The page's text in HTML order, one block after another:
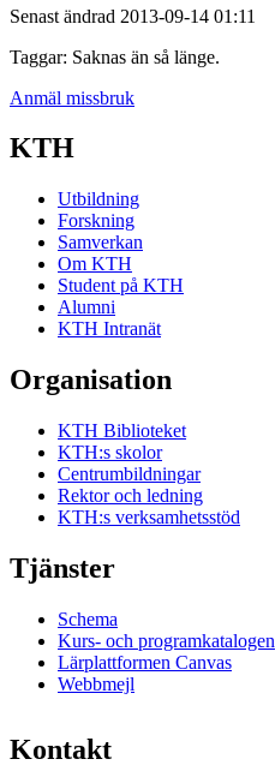
Senast ändrad 2013-09-14 01:11
Taggar: Saknas än så länge.
Anmäl missbruk
KTH
Utbildning
Forskning
Samverkan
Om KTH
Student på KTH
Alumni
KTH Intranät
Organisation
KTH Biblioteket
KTH:s skolor
Centrumbildningar
Rektor och ledning
KTH:s verksamhetsstöd
Tjänster
Schema
Kurs- och programkatalogen
Lärplattformen Canvas
Webbmejl
Kontakt